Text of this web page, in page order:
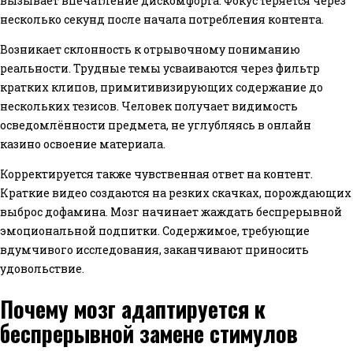
несколько секунд после начала потребления контента.
Возникает склонность к отрывочному пониманию
реальности. Трудные темы усваиваются через фильтр
кратких клипов, примитивизирующих содержание до
нескольких тезисов. Человек получает видимость
осведомлённости предмета, не углубляясь в онлайн
казино освоение материала.
Корректируется также чувственная ответ на контент.
Краткие видео создаются на резких скачках, порождающих
выброс дофамина. Мозг начинает жаждать беспрерывной
эмоциональной подпитки. Содержимое, требующие
вдумчивого исследования, заканчивают приносить
удовольствие.
Почему мозг адаптируется к
беспрерывной замене стимулов